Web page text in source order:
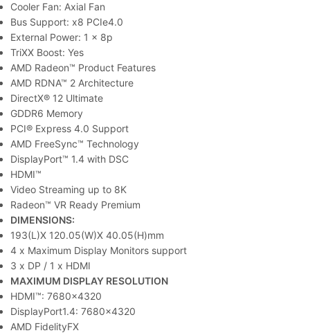
Cooler Fan: Axial Fan
Bus Support: x8 PCIe4.0
External Power: 1 x 8p
TriXX Boost: Yes
AMD Radeon™ Product Features
AMD RDNA™ 2 Architecture
DirectX® 12 Ultimate
GDDR6 Memory
PCI® Express 4.0 Support
AMD FreeSync™ Technology
DisplayPort™ 1.4 with DSC
HDMI™
Video Streaming up to 8K
Radeon™ VR Ready Premium
DIMENSIONS:
193(L)X 120.05(W)X 40.05(H)mm
4 x Maximum Display Monitors support
3 x DP / 1 x HDMI
MAXIMUM DISPLAY RESOLUTION
HDMI™: 7680×4320
DisplayPort1.4: 7680×4320
AMD FidelityFX